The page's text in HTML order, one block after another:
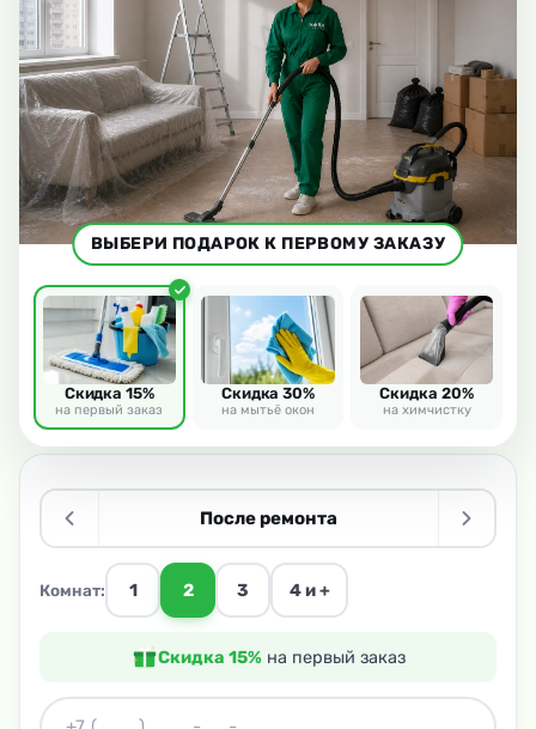
После ремонта
Комнат: 1 2 3 4 и +
Скидка 15%на первый заказ
ВЫБЕРИ ПОДАРОК К ПЕРВОМУ ЗАКАЗУ
Скидка 15%
на первый заказ
Скидка 30%
на мытьё окон
Скидка 20%
на химчистку